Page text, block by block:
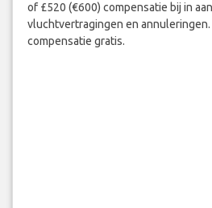
of £520 (€600) compensatie bij in
vluchtvertragingen en
compensatie gratis.